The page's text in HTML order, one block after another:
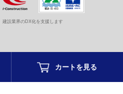
カートを見る
建設業界のDX化を支援します